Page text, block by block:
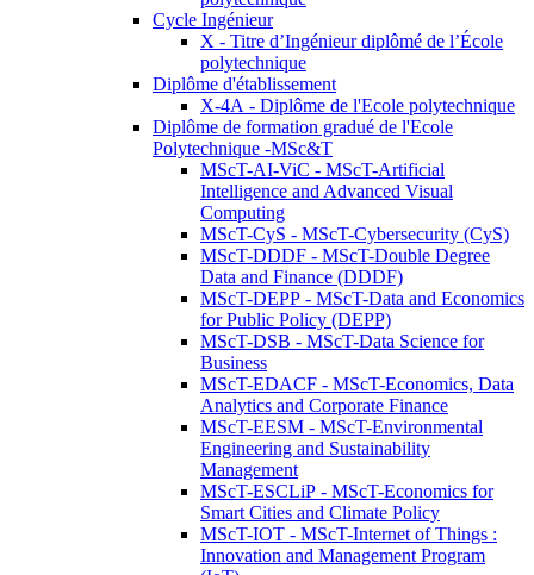
Cycle Ingénieur
X - Titre d’Ingénieur diplômé de l’École
polytechnique
Diplôme d'établissement
X-4A - Diplôme de l'Ecole polytechnique
Diplôme de formation gradué de l'Ecole
Polytechnique -MSc&T
MScT-AI-ViC - MScT-Artificial
Intelligence and Advanced Visual
Computing
MScT-CyS - MScT-Cybersecurity (CyS)
MScT-DDDF - MScT-Double Degree
Data and Finance (DDDF)
MScT-DEPP - MScT-Data and Economics
for Public Policy (DEPP)
MScT-DSB - MScT-Data Science for
Business
MScT-EDACF - MScT-Economics, Data
Analytics and Corporate Finance
MScT-EESM - MScT-Environmental
Engineering and Sustainability
Management
MScT-ESCLiP - MScT-Economics for
Smart Cities and Climate Policy
MScT-IOT - MScT-Internet of Things :
Innovation and Management Program